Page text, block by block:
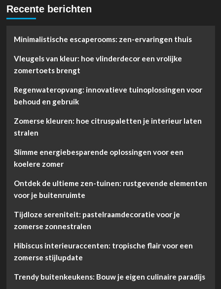
Recente berichten
Minimalistische escaperooms: zen-ervaringen thuis
Vleugels van kleur: hoe vlinderdecor een vrolijke
zomertoets brengt
Regenwateropvang: innovatieve tuinoplossingen voor
behoud en gebruik
Zomerse kleuren: hoe citruspaletten je interieur laten
stralen
Slimme energiebesparende oplossingen voor een
koelere zomer
Ontdek de ultieme zen-tuinen: rustgevende elementen
voor je buitenruimte
Tijdloze sereniteit: pastelraamdecoratie voor je
zomerse zonnestralen
Hibiscus interieuraccenten: tropische flair voor een
zomerse stijlupdate
Trendy buitenkeukens: Bouw je eigen culinaire paradijs